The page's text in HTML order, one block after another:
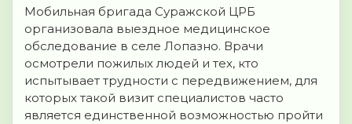
Мобильная бригада Суражской ЦРБ
организовала выездное медицинское
обследование в селе Лопазно. Врачи
осмотрели пожилых людей и тех, кто
испытывает трудности с передвижением, для
которых такой визит специалистов часто
является единственной возможностью пройти